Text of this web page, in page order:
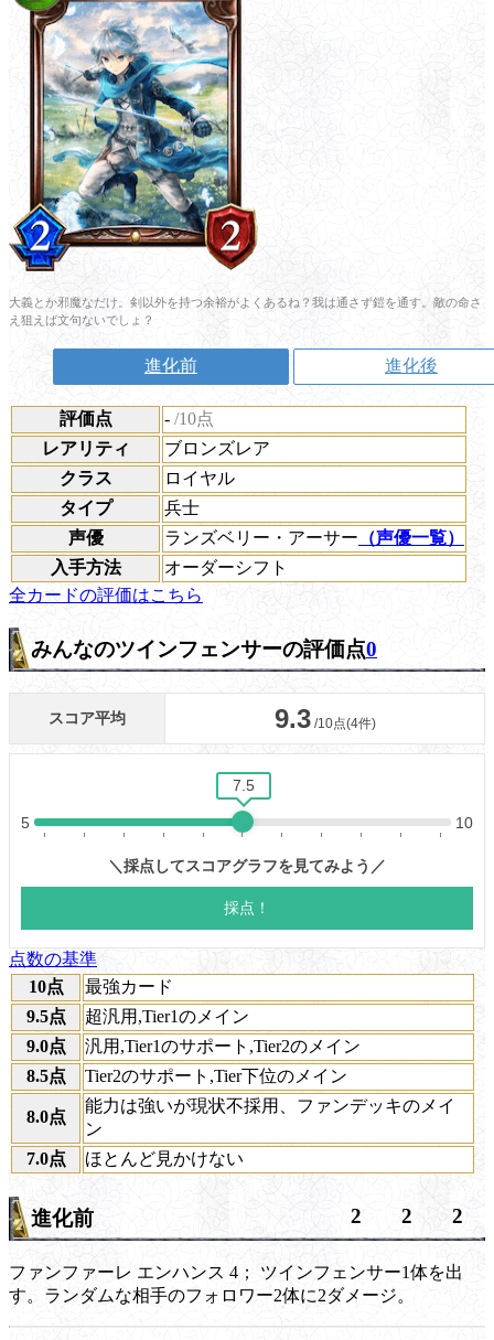
大義とか邪魔なだけ。剣以外を持つ余裕がよくあるね？我は通さず鎧を通す。敵の命さ
え狙えば文句ないでしょ？
進化前 進化後
評価点 - /10点
レアリティ
ブロンズレア
クラス
ロイヤル
タイプ
兵士
声優
ランズベリー・アーサー （声優一覧）
入手方法
オーダーシフト
全カードの評価はこちら
みんなのツインフェンサーの評価点0
点数の基準
10点
最強カード
9.5点
超汎用,Tier1のメイン
9.0点
汎用,Tier1のサポート,Tier2のメイン
8.5点
Tier2のサポート,Tier下位のメイン
8.0点
能力は強いが現状不採用、ファンデッキのメイ
ン
7.0点
ほとんど見かけない
進化前 2 2 2
ファンファーレ エンハンス 4； ツインフェンサー1体を出
す。ランダムな相手のフォロワー2体に2ダメージ。